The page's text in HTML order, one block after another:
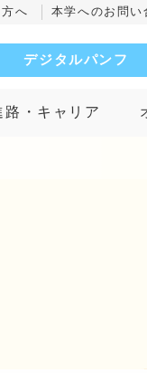
へ 本学へのお問い
デジタルパンフ
路・キャリア